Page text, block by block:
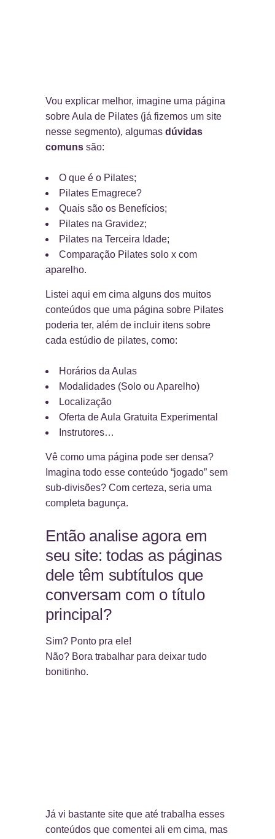
Vou explicar melhor, imagine uma página
sobre Aula de Pilates (já fizemos um site
nesse segmento), algumas dúvidas
comuns são:
O que é o Pilates;
Pilates Emagrece?
Quais são os Benefícios;
Pilates na Gravidez;
Pilates na Terceira Idade;
Comparação Pilates solo x com
aparelho.
Listei aqui em cima alguns dos muitos
conteúdos que uma página sobre Pilates
poderia ter, além de incluir itens sobre
cada estúdio de pilates, como:
Horários da Aulas
Modalidades (Solo ou Aparelho)
Localização
Oferta de Aula Gratuita Experimental
Instrutores…
Vê como uma página pode ser densa?
Imagina todo esse conteúdo “jogado” sem
sub-divisões? Com certeza, seria uma
completa bagunça.
Então analise agora em
seu site: todas as páginas
dele têm subtítulos que
conversam com o título
principal?
Sim? Ponto pra ele!
Não? Bora trabalhar para deixar tudo
bonitinho.
Já vi bastante site que até trabalha esses
conteúdos que comentei ali em cima, mas